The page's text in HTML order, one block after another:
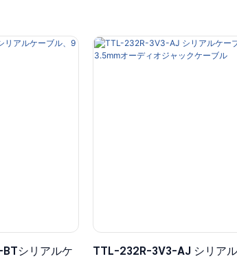
シリアルケ
TTL-232R-3V3-AJ シリア